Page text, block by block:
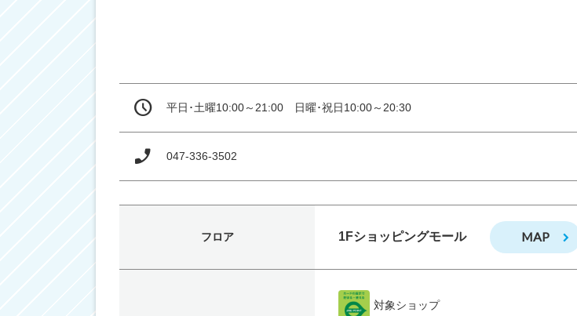
平日･土曜10:00～21:00　日曜･祝日10:00～20:30
047-336-3502
フロア 1Fショッピングモール MAP
対象ショップ